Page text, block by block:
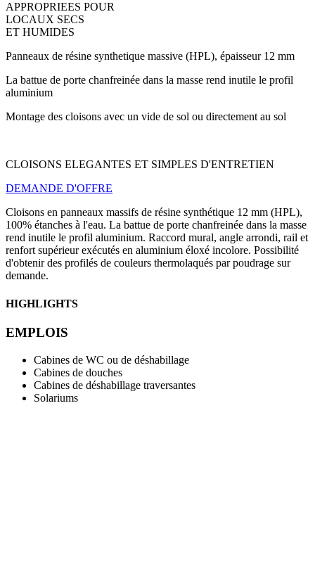
APPROPRIEES POUR
LOCAUX SECS
ET HUMIDES
Panneaux de résine synthetique massive (HPL), épaisseur 12 mm
La battue de porte chanfreinée dans la masse rend inutile le profil
aluminium
Montage des cloisons avec un vide de sol ou directement au sol
CLOISONS ELEGANTES ET SIMPLES D'ENTRETIEN
DEMANDE D'OFFRE
Cloisons en panneaux massifs de résine synthétique 12 mm (HPL),
100% étanches à l'eau. La battue de porte chanfreinée dans la masse
rend inutile le profil aluminium. Raccord mural, angle arrondi, rail et
renfort supérieur exécutés en aluminium éloxé incolore. Possibilité
d'obtenir des profilés de couleurs thermolaqués par poudrage sur
demande.
HIGHLIGHTS
EMPLOIS
Cabines de WC ou de déshabillage
Cabines de douches
Cabines de déshabillage traversantes
Solariums